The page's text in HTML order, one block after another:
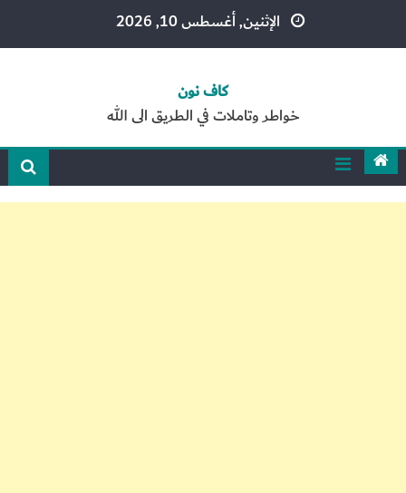
الإثنين, أغسطس 10, 2026
كاف نون
خواطر وتاملات في الطريق الى الله